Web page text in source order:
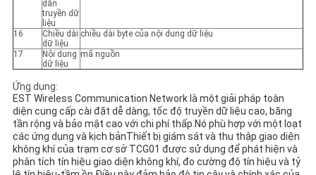
dẫn
truyền dữ
liệu
16
Chiều dài
dữ liệu
chiều dài byte của nội dung dữ liệu
17
Nội dung
dữ liệu
mã nguồn
Ứng dụng:
EST Wireless Communication Network là một giải pháp toàn
diện cung cấp cài đặt dễ dàng, tốc độ truyền dữ liệu cao, băng
tần rộng và bảo mật cao với chi phí thấp.Nó phù hợp với một loạt
các ứng dụng và kịch bảnThiết bị giám sát và thu thập giao diện
không khí của trạm cơ sở TCG01 được sử dụng để phát hiện và
phân tích tín hiệu giao diện không khí, đo cường độ tín hiệu và tỷ